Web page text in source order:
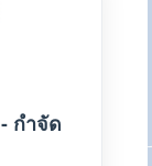
กำจัด